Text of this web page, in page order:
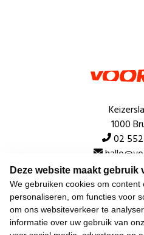
Deze website maakt gebruik
We gebruiken cookies om content
personaliseren, om functies voor
om ons websiteverkeer te
informatie over uw gebruik van
1000
02
Over de